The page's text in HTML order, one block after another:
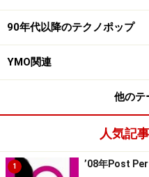
90年代以降のテクノポップ
YMO関連
他のテ
人気記
1 ’08年Post